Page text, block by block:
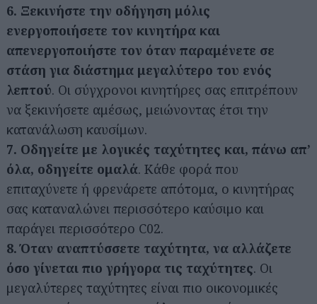
6. Ξεκινήστε την οδήγηση μόλις
ενεργοποιήσετε τον κινητήρα και
απενεργοποιήστε τον όταν παραμένετε σε
στάση για διάστημα μεγαλύτερο του ενός
λεπτού. Οι σύγχρονοι κινητήρες σας επιτρέπουν
να ξεκινήσετε αμέσως, μειώνοντας έτσι την
κατανάλωση καυσίμων.
7. Οδηγείτε με λογικές ταχύτητες και, πάνω απ’
όλα, οδηγείτε ομαλά. Κάθε φορά που
επιταχύνετε ή φρενάρετε απότομα, ο κινητήρας
σας καταναλώνει περισσότερο καύσιμο και
παράγει περισσότερο C02.
8. Όταν αναπτύσσετε ταχύτητα, να αλλάζετε
όσο γίνεται πιο γρήγορα τις ταχύτητες. Οι
μεγαλύτερες ταχύτητες είναι πιο οικονομικές